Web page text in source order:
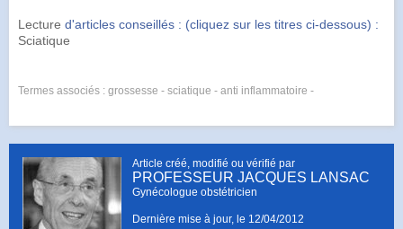
Lecture d'articles conseillés : (cliquez sur les titres ci-dessous) :
Sciatique
Termes associés : grossesse - sciatique - anti inflammatoire -
Article créé, modifié ou vérifié par
PROFESSEUR JACQUES LANSAC
Gynécologue obstétricien
Dernière mise à jour, le 12/04/2012